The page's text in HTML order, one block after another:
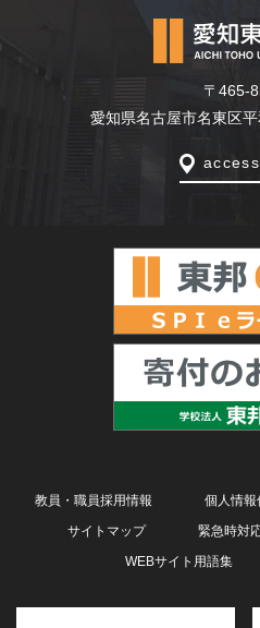
〒465-
愛知県名古屋市名東区
access
教員・職員採用情報 個人情報
サイトマップ
緊急時対
WEBサイト用語集